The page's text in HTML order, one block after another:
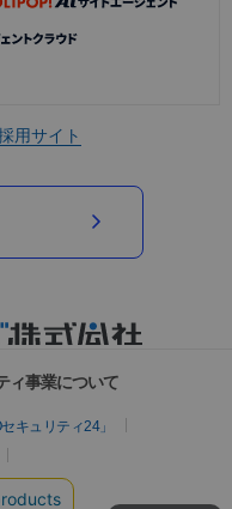
用サイト
ィ事業について
キュリティ24」